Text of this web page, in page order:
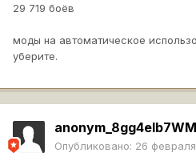
29 719 боёв
моды на автоматическое
уберите.
Опубликовано: 26